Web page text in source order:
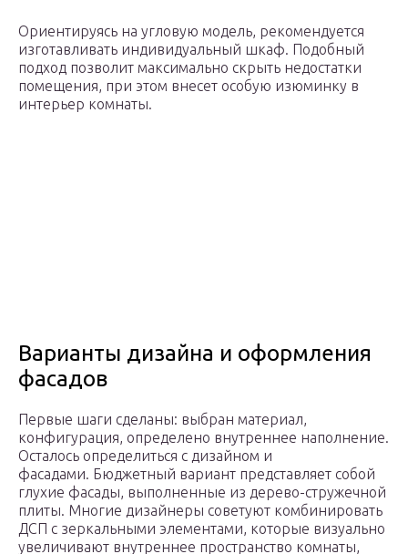
Ориентируясь на угловую модель, рекомендуется
изготавливать индивидуальный шкаф. Подобный
подход позволит максимально скрыть недостатки
помещения, при этом внесет особую изюминку в
интерьер комнаты.
Варианты дизайна и оформления
фасадов
Первые шаги сделаны: выбран материал,
конфигурация, определено внутреннее наполнение.
Осталось определиться с дизайном и
фасадами. Бюджетный вариант представляет собой
глухие фасады, выполненные из дерево-стружечной
плиты. Многие дизайнеры советуют комбинировать
ДСП с зеркальными элементами, которые визуально
увеличивают внутреннее пространство комнаты,